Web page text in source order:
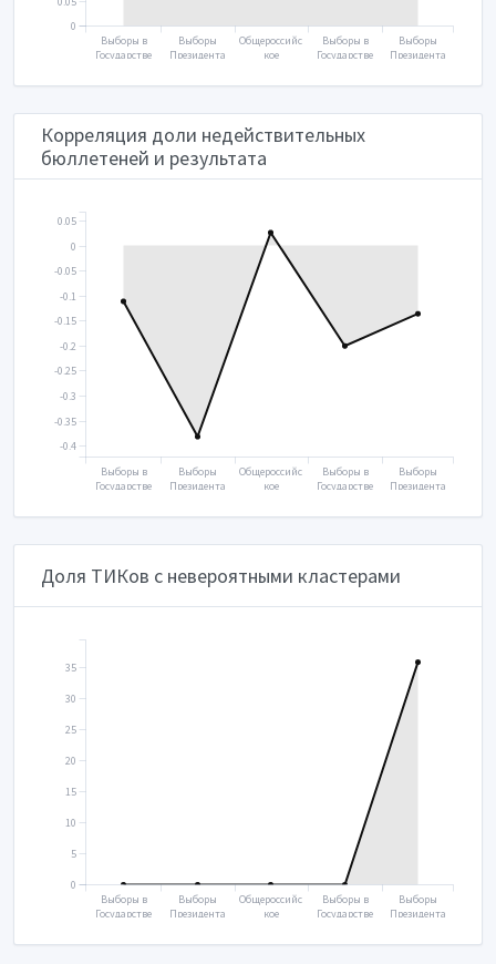
Выборы в
Государстве
2016
Выборы
Президента
Общероссийс
кое
2020
Выборы в
Государстве
2021
Выборы
Президента
0
Корреляция доли недействительных
бюллетеней и результата
Выборы в
Государстве
2016
Выборы
Президента
Общероссийс
кое
2020
Выборы в
Государстве
2021
Выборы
Президента
-0.4
-0.35
-0.3
-0.25
-0.2
-0.15
-0.1
-0.05
0
0.05
Доля ТИКов с невероятными кластерами
Выборы в
Государстве
2016
Выборы
Президента
Общероссийс
кое
2020
Выборы в
Государстве
2021
Выборы
Президента
0
5
10
15
20
25
30
35